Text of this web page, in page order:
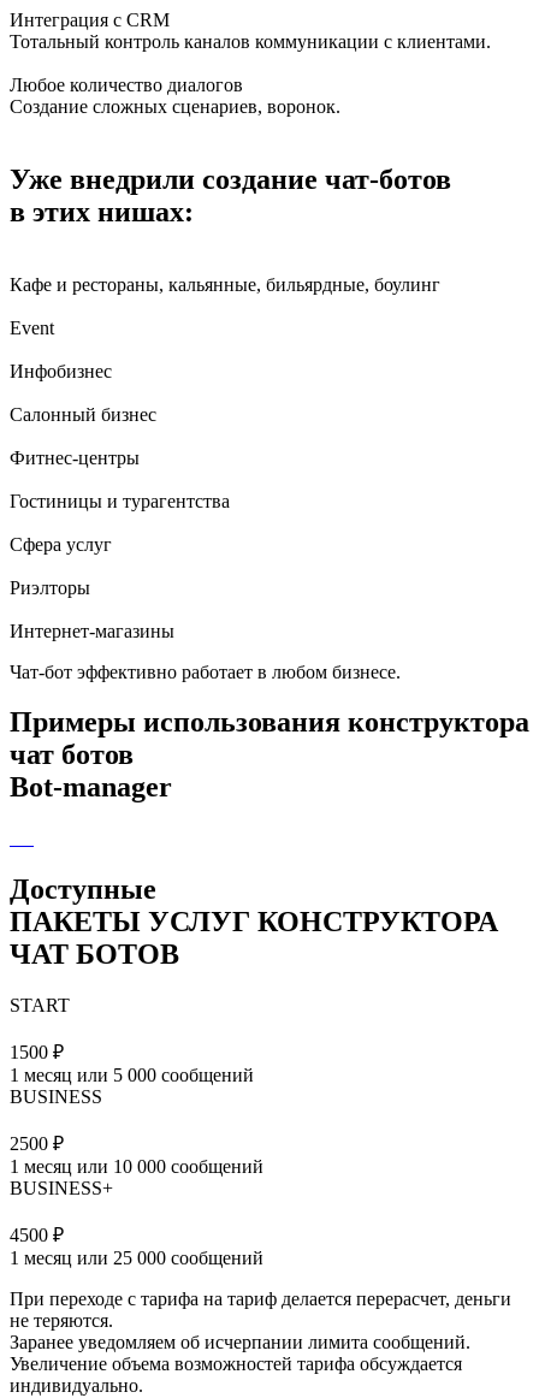
Интеграция с CRM
Тотальный контроль каналов коммуникации с клиентами.
Любое количество диалогов
Создание сложных сценариев, воронок.
Уже внедрили создание чат-ботов
в этих нишах:
Кафе и рестораны, кальянные, бильярдные, боулинг
Event
Инфобизнес
Салонный бизнес
Фитнес-центры
Гостиницы и турагентства
Сфера услуг
Риэлторы
Интернет-магазины
Чат-бот эффективно работает в любом бизнесе.
Примеры использования конструктора
чат ботов
Bot-manager
Доступные
ПАКЕТЫ УСЛУГ КОНСТРУКТОРА
ЧАТ БОТОВ
START
1500 ₽
1 месяц или 5 000 сообщений
BUSINESS
2500 ₽
1 месяц или 10 000 сообщений
BUSINESS+
4500 ₽
1 месяц или 25 000 сообщений
При переходе с тарифа на тариф делается перерасчет, деньги
не теряются.
Заранее уведомляем об исчерпании лимита сообщений.
Увеличение объема возможностей тарифа обсуждается
индивидуально.